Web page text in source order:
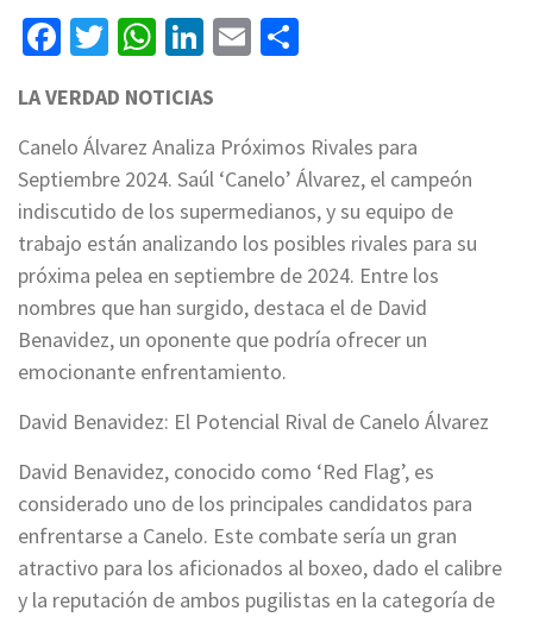
Facebook
Twitter
WhatsApp
LinkedIn
Email
LA VERDAD NOTICIAS
Canelo Álvarez Analiza Próximos Rivales para
Septiembre 2024. Saúl ‘Canelo’ Álvarez, el campeón
indiscutido de los supermedianos, y su equipo de
trabajo están analizando los posibles rivales para su
próxima pelea en septiembre de 2024. Entre los
nombres que han surgido, destaca el de David
Benavidez, un oponente que podría ofrecer un
emocionante enfrentamiento.
David Benavidez: El Potencial Rival de Canelo Álvarez
David Benavidez, conocido como ‘Red Flag’, es
considerado uno de los principales candidatos para
enfrentarse a Canelo. Este combate sería un gran
atractivo para los aficionados al boxeo, dado el calibre
y la reputación de ambos pugilistas en la categoría de